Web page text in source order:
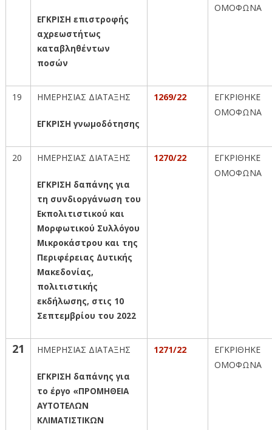
ΕΓΚΡΙΣΗ επιστροφής
αχρεωστήτως
καταβληθέντων
ποσών
ΟΜΟΦΩΝΑ
19 ΗΜΕΡΗΣΙΑΣ ΔΙΑΤΑΞΗΣ
ΕΓΚΡΙΣΗ γνωμοδότησης
1269/22
ΕΓΚΡΙΘΗΚΕ
ΟΜΟΦΩΝΑ
20 ΗΜΕΡΗΣΙΑΣ ΔΙΑΤΑΞΗΣ
ΕΓΚΡΙΣΗ δαπάνης για
τη συνδιοργάνωση του
Εκπολιτιστικού και
Μορφωτικού Συλλόγου
Μικροκάστρου και της
Περιφέρειας Δυτικής
Μακεδονίας,
πολιτιστικής
εκδήλωσης, στις 10
Σεπτεμβρίου του 2022
1270/22
ΕΓΚΡΙΘΗΚΕ
ΟΜΟΦΩΝΑ
21 ΗΜΕΡΗΣΙΑΣ ΔΙΑΤΑΞΗΣ
ΕΓΚΡΙΣΗ δαπάνης για
το έργο «ΠΡΟΜΗΘΕΙΑ
ΑΥΤΟΤΕΛΩΝ
ΚΛΙΜΑΤΙΣΤΙΚΩΝ
1271/22
ΕΓΚΡΙΘΗΚΕ
ΟΜΟΦΩΝΑ